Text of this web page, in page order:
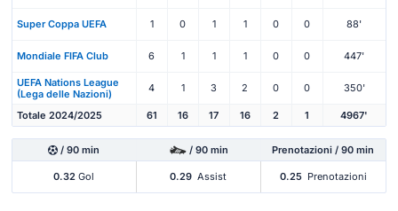
Super Coppa UEFA 1 0 1 1 0 0 88'
Mondiale FIFA Club 6 1 1 1 0 0 447'
UEFA Nations League
(Lega delle Nazioni)
4 1 3 2 0 0 350'
Totale 2024/2025 61 16 17 16 2 1 4967'
/ 90 min / 90 min Prenotazioni / 90 min
0.32 Gol 0.29 Assist 0.25 Prenotazioni